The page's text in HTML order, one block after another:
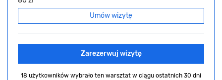
Umów wizytę
Zarezerwuj wizytę
18 użytkowników wybrało ten warsztat w ciągu ostatnich 30 dni